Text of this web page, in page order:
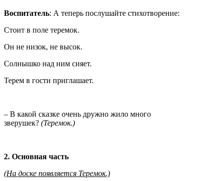
Воспитатель: А теперь послушайте стихотворение:
Стоит в поле теремок.
Он не низок, не высок.
Солнышко над ним сияет.
Терем в гости приглашает.
– В какой сказке очень дружно жило много
зверушек? (Теремок.)
2. Основная часть
(На доске появляется Теремок.)